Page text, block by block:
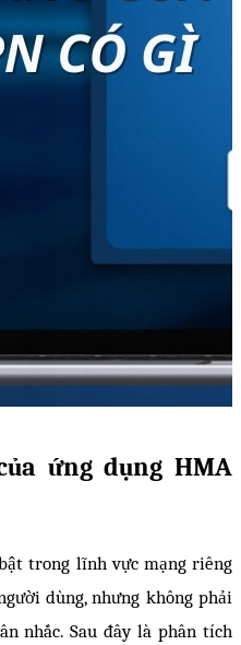
ứng dụng HMA
trong lĩnh vực mạng riêng
dùng, nhưng không phải
nhắc. Sau đây là phân tích